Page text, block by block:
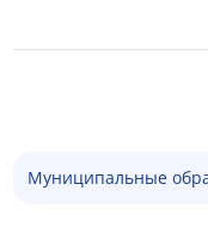
Муниципальные